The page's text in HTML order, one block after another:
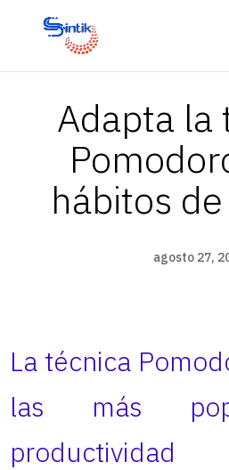
Adapta la
hábitos
agosto 27,
La técnica
las más